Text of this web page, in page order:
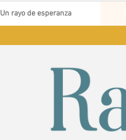
Un rayo de esperanza